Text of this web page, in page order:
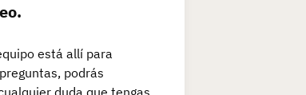
está allí para
podrás